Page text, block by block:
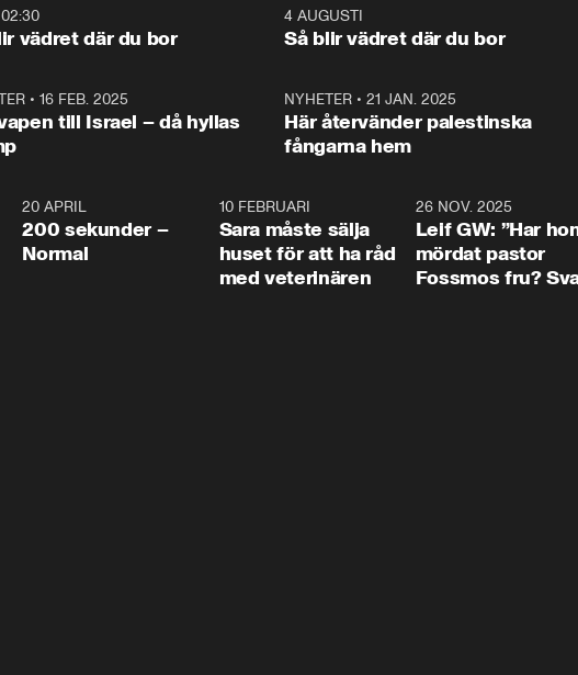
och Makten.
– Vi ställer upp i val.
vara med så sitter vi
1:06
vädret där du bor
4 AUGUSTI
Så blir vädret där du bor
• 16 FEB. 2025
till Israel – då hyllas
NYHETER •21 JAN. 2025
Här återvänder palestinska
fångarna hem
4:2320 APRIL
200 sekunder –
Normal
10 FEBRUARI
Sara måste sälja
huset för att ha råd
med veterinären
26 NOV. 2025
Leif GW: ”Har
mördat pastor
Fossmos fru?